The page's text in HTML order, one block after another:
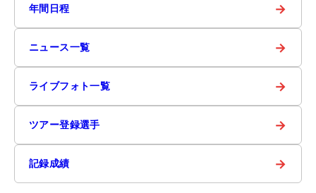
年間日程 →
ニュース一覧 →
ライブフォト一覧 →
ツアー登録選手 →
記録成績 →